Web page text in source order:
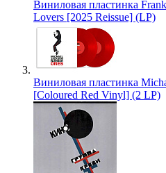
Виниловая пластинка
Lovers [2025 Reissue] (LP)
Виниловая пластинка
[Coloured Red Vinyl] (2 LP)